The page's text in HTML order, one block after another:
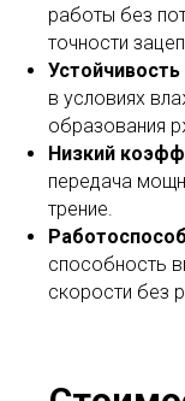
работы без
точности
в условиях
образования
Низкий
передача
трение.
способность
скорости без